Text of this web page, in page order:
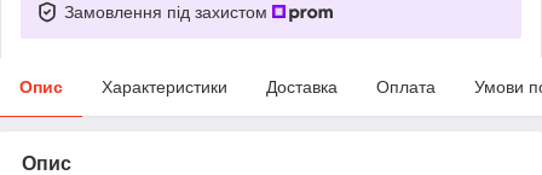
Замовлення під захистом
Опис Характеристики Доставка Оплата Умови
Опис